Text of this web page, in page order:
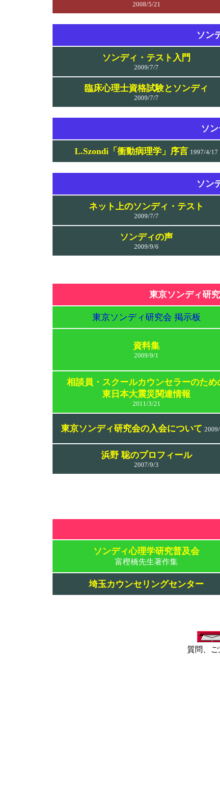
2008/5/21
ソン
ソンディ・テスト入門
2009/7/7
臨床心理士資格試験とソンディ
2009/7/7
ソ
L.Szondi「衝動病理学」序言 1997/4/17
ソン
ネット上のソンディ・テスト
2009/7/7
ソンディの声
2009/9/6
東京ソンディ研
東京ソンディ研究会 掲示板
資料集
2009/9/1
相談員・スクールカウンセラーのため
東日本大震災関連情報
2011/3/21
東京ソンディ研究会の入会について
浜野 聡のプロフィール
2007/9/3
ソンディ心理学研究普及会
富樫橋先生著作集
埼玉カウンセリングセンター
質問、